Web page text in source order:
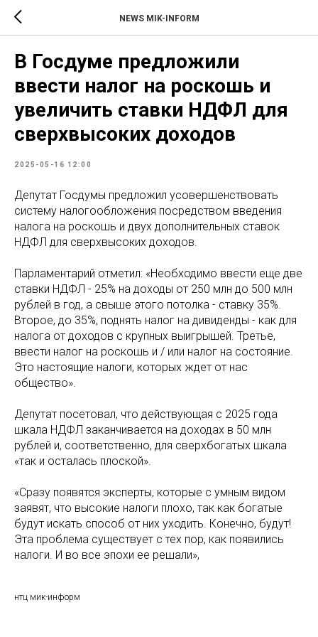
NEWS MIK-INFORM
В Госдуме предложили
ввести налог на роскошь и
увеличить ставки НДФЛ для
сверхвысоких доходов
2025-05-16 12:00
Депутат Госдумы предложил усовершенствовать
систему налогообложения посредством введения
налога на роскошь и двух дополнительных ставок
НДФЛ для сверхвысоких доходов.
Парламентарий отметил: «Необходимо ввести еще две
ставки НДФЛ - 25% на доходы от 250 млн до 500 млн
рублей в год, а свыше этого потолка - ставку 35%.
Второе, до 35%, поднять налог на дивиденды - как для
налога от доходов с крупных выигрышей. Третье,
ввести налог на роскошь и / или налог на состояние.
Это настоящие налоги, которых ждет от нас
общество».
Депутат посетовал, что действующая с 2025 года
шкала НДФЛ заканчивается на доходах в 50 млн
рублей и, соответственно, для сверхбогатых шкала
«так и осталась плоской».
«Сразу появятся эксперты, которые с умным видом
заявят, что высокие налоги плохо, так как богатые
будут искать способ от них уходить. Конечно, будут!
Эта проблема существует с тех пор, как появились
налоги. И во все эпохи ее решали»,
нтц мик-информ